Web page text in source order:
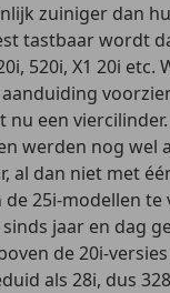
zuiniger dan
tastbaar wordt
520i, X1 20i etc.
nu een
werden nog wel
al dan niet met
25i-modellen te
jaar en dag
de 20i-
als 28i, dus